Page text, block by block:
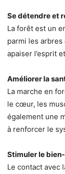
Se détendre et
La forêt est un
parmi les
apaiser l’esprit
Améliorer la
La marche en
le cœur, les
également une
à renforcer le
Stimuler le
Le contact avec